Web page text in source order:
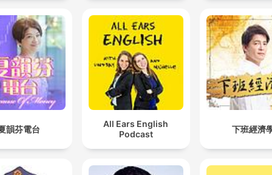
Hay una herida que no se
Una nostalgia que no tiene
lugar.
Pero en este refugio
sanar el alma es posible.
Porque en Meditacion
Profunda, el alma escucha
antes que la mente
韻芬電台
All Ears English
Podcast
下班經濟